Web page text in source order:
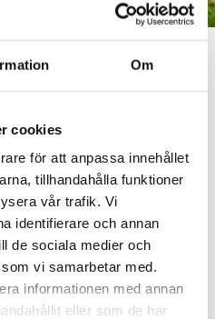
Om
cookies
för att anpassa innehållet
tillhandahålla funktioner
vår trafik. Vi
identifierare och annan
de sociala medier och
vi samarbetar med.
informationen med annan
eller som de har
sommaren 2026
2.8.2026
29.6 – 26.7.2026